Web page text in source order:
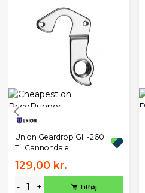
Union Geardrop GH-260
Til Cannondale
129,00 kr.
- + Tilføj